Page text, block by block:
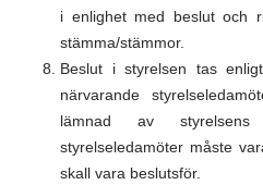
i enlighet med beslut och
stämma/stämmor.
Beslut i styrelsen tas
närvarande
lämnad av
styrelseledamöter måste
skall vara beslutsför.